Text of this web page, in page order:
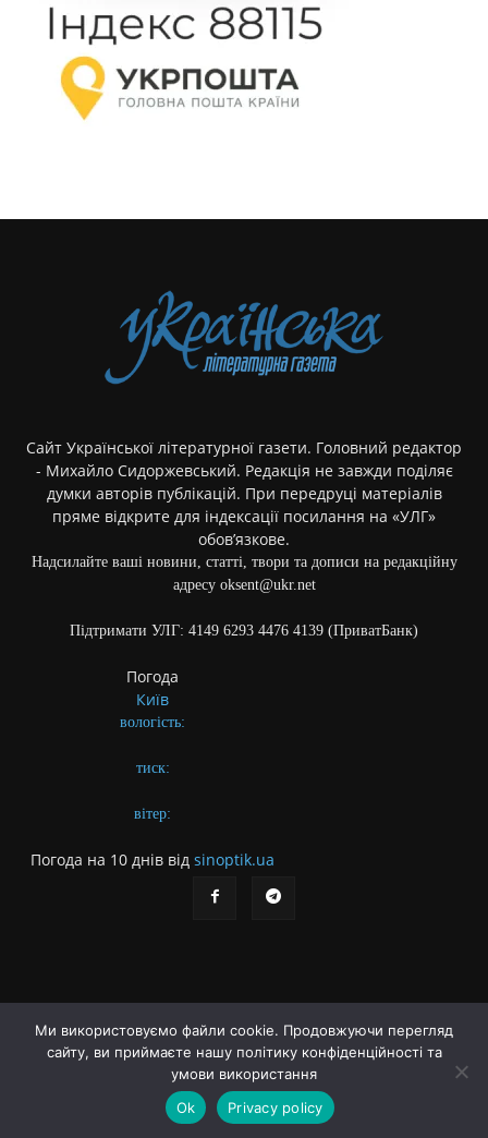
Сайт Української літературної газети. Головний редактор
- Михайло Сидоржевський. Редакція не завжди поділяє
думки авторів публікацій. При передруці матеріалів
пряме відкрите для індексації посилання на «УЛГ»
обов’язкове.
Надсилайте ваші новини, статті, твори та дописи на редакційну
адресу oksent@ukr.net
Підтримати УЛГ: 4149 6293 4476 4139 (ПриватБанк)
Погода
Київ
вологість:
тиск:
вітер:
Погода на 10 днів від sinoptik.ua
Про газету
Правила користування сайтом
Політика конфіденційності
© Українська літературна газета. Заснована 2009 року
Ми використовуємо файли cookie. Продовжуючи перегляд
сайту, ви приймаєте нашу політику конфіденційності та
умови використання
Ok
Privacy policy